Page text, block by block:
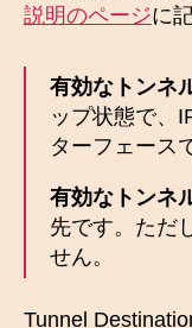
説明のページに
有効なトンネ
ップ状態で、
ターフェース
有効なトンネ
先です。ただ
せん。
Tunnel